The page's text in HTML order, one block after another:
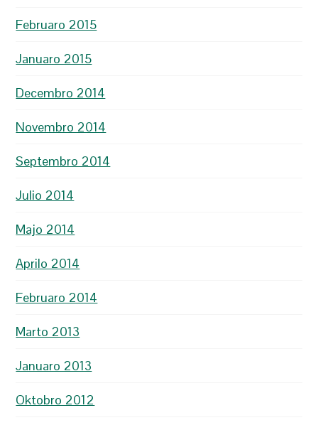
Februaro 2015
Januaro 2015
Decembro 2014
Novembro 2014
Septembro 2014
Julio 2014
Majo 2014
Aprilo 2014
Februaro 2014
Marto 2013
Januaro 2013
Oktobro 2012